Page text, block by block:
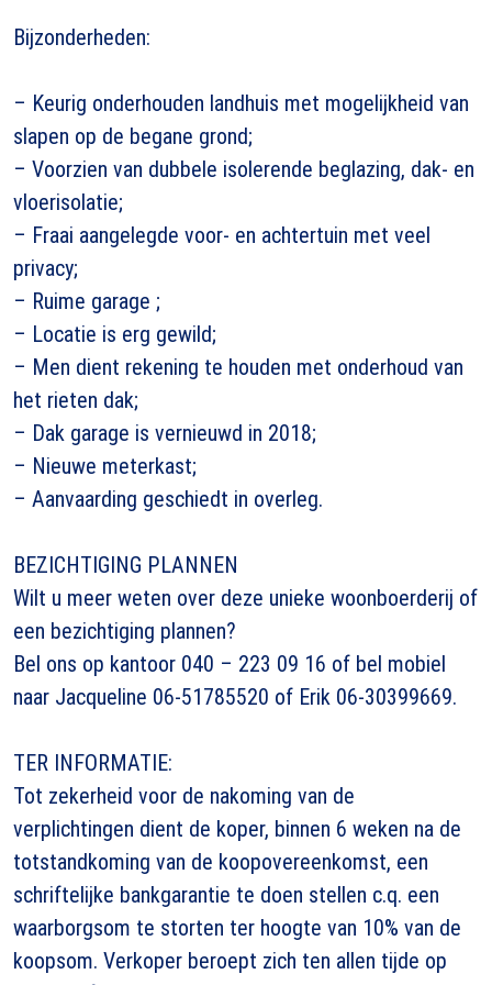
Bijzonderheden:
– Keurig onderhouden landhuis met mogelijkheid van
slapen op de begane grond;
– Voorzien van dubbele isolerende beglazing, dak- en
vloerisolatie;
– Fraai aangelegde voor- en achtertuin met veel
privacy;
– Ruime garage ;
– Locatie is erg gewild;
– Men dient rekening te houden met onderhoud van
het rieten dak;
– Dak garage is vernieuwd in 2018;
– Nieuwe meterkast;
– Aanvaarding geschiedt in overleg.
BEZICHTIGING PLANNEN
Wilt u meer weten over deze unieke woonboerderij of
een bezichtiging plannen?
Bel ons op kantoor 040 – 223 09 16 of bel mobiel
naar Jacqueline 06-51785520 of Erik 06-30399669.
TER INFORMATIE:
Tot zekerheid voor de nakoming van de
verplichtingen dient de koper, binnen 6 weken na de
totstandkoming van de koopovereenkomst, een
schriftelijke bankgarantie te doen stellen c.q. een
waarborgsom te storten ter hoogte van 10% van de
koopsom. Verkoper beroept zich ten allen tijde op